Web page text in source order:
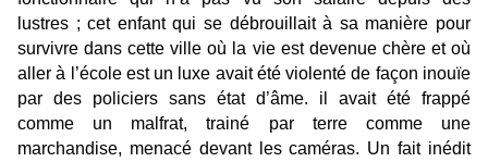
lustres ; cet enfant qui se débrouillait à sa manière pour
survivre dans cette ville où la vie est devenue chère et où
aller à l’école est un luxe avait été violenté de façon inouïe
par des policiers sans état d’âme. il avait été frappé
comme un malfrat, trainé par terre comme une
marchandise, menacé devant les caméras. Un fait inédit